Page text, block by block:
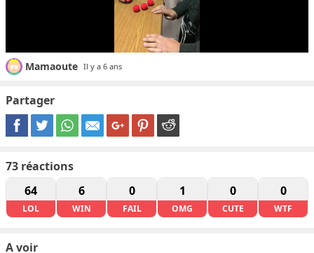
Mamaoute Il y a 6 ans
Partager
73 réactions
64
LOL
6
WIN
0
FAIL
1
OMG
0
CUTE
0
WTF
A voir